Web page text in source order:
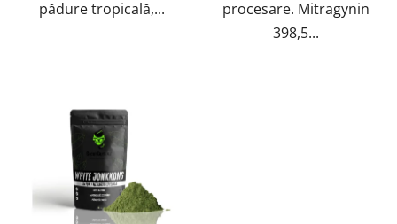
pădure tropicală,...
procesare. Mitragynin
398,5...